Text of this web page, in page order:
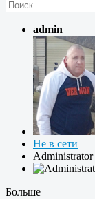
admin
Не в сети
Administrator
Больше